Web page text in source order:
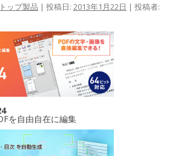
ップ製品 | 投稿日: 2013年1月22日 | 投稿者:
を自由自在に編集